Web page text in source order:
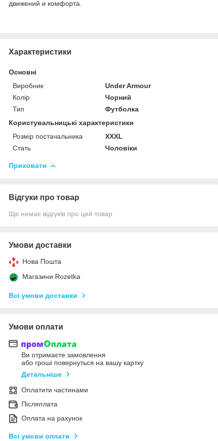
движений и комфорта.
Характеристики
Основні
Виробник
Under Armour
Колір
Чорний
Тип
Футболка
Користувальницькі характеристики
Розмір постачальника
XXXL
Стать
Чоловіки
Приховати
Відгуки про товар
Ще немає відгуків про цей товар
Умови доставки
Нова Пошта
Магазини Rozetka
Всі умови доставки
Умови оплати
Ви отримаєте замовлення
або гроші повернуться на вашу картку
Детальніше
Оплатити частинами
Післяплата
Оплата на рахунок
Всі умови оплати